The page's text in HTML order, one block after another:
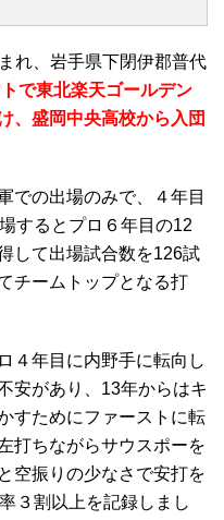
れ、岩手県下閉伊郡普代
で東北楽天ゴールデン
、盛岡中央高校から入団
での出場のみで、４年目
するとプロ６年目の12
して出場試合数を126試
チームトップとなる打
４年目に内野手に転向し
安があり、13年からはキ
すためにファーストに転
打ちながらサウスポーを
空振りの少なさで安打を
３割以上を記録しまし